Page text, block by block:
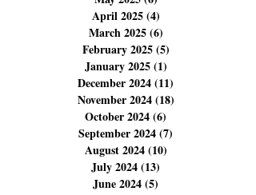
July 2025 (11)
June 2025 (4)4 posts
May 2025(6)6 posts
April 2025(4)4 posts
March 2025 (6)6 posts
February 2025 (5)5 posts
January 2025 (1) 1 post
December 2024 (11)
November 2024(18)
October 2024 (6)
September 2024